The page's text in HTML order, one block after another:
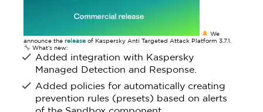
We
announce therelease of Kaspersky Anti Targeted Attack Platform 3.7.1.
What’s new:
Added integration with Kaspersky
Managed Detection and Response.
Added policies for automatically creating
prevention rules (presets) based on alerts